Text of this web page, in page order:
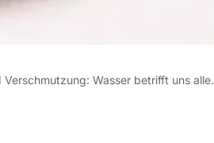
Wasser betrifft uns alle.